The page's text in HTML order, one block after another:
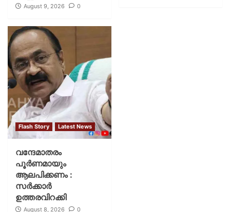
August 9, 2026 0
Flash Story Latest News
വന്ദേമാതരം
പൂര്‍ണമായും
ആലപിക്കണം :
സര്‍ക്കാര്‍
ഉത്തരവിറക്കി
August 8, 2026 0